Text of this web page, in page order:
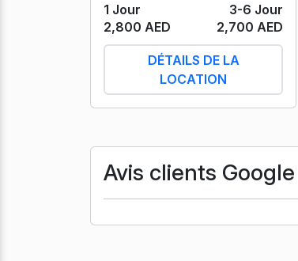
1 Jour
3-6 Jour
2,800 AED
2,700 AED
DÉTAILS DE LA
LOCATION
Avis clients Google